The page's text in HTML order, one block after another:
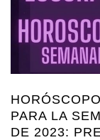
PARA LA
DE 2023: